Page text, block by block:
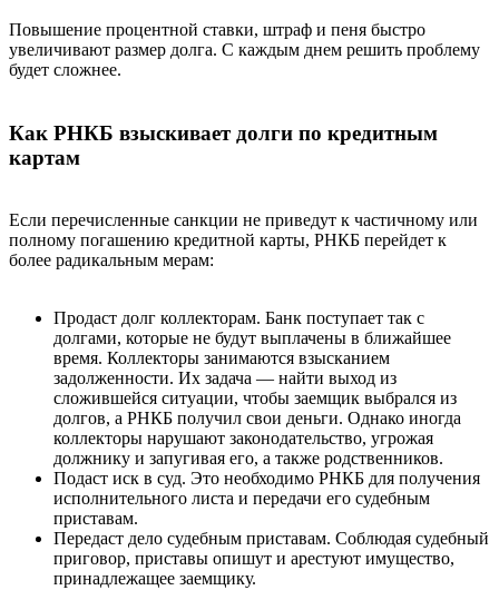
Повышение процентной ставки, штраф и пеня быстро
увеличивают размер долга. С каждым днем решить проблему
будет сложнее.
Как РНКБ взыскивает долги по кредитным
картам
Если перечисленные санкции не приведут к частичному или
полному погашению кредитной карты, РНКБ перейдет к
более радикальным мерам:
Продаст долг коллекторам. Банк поступает так с
долгами, которые не будут выплачены в ближайшее
время. Коллекторы занимаются взысканием
задолженности. Их задача — найти выход из
сложившейся ситуации, чтобы заемщик выбрался из
долгов, а РНКБ получил свои деньги. Однако иногда
коллекторы нарушают законодательство, угрожая
должнику и запугивая его, а также родственников.
Подаст иск в суд. Это необходимо РНКБ для получения
исполнительного листа и передачи его судебным
приставам.
Передаст дело судебным приставам. Соблюдая судебный
приговор, приставы опишут и арестуют имущество,
принадлежащее заемщику.